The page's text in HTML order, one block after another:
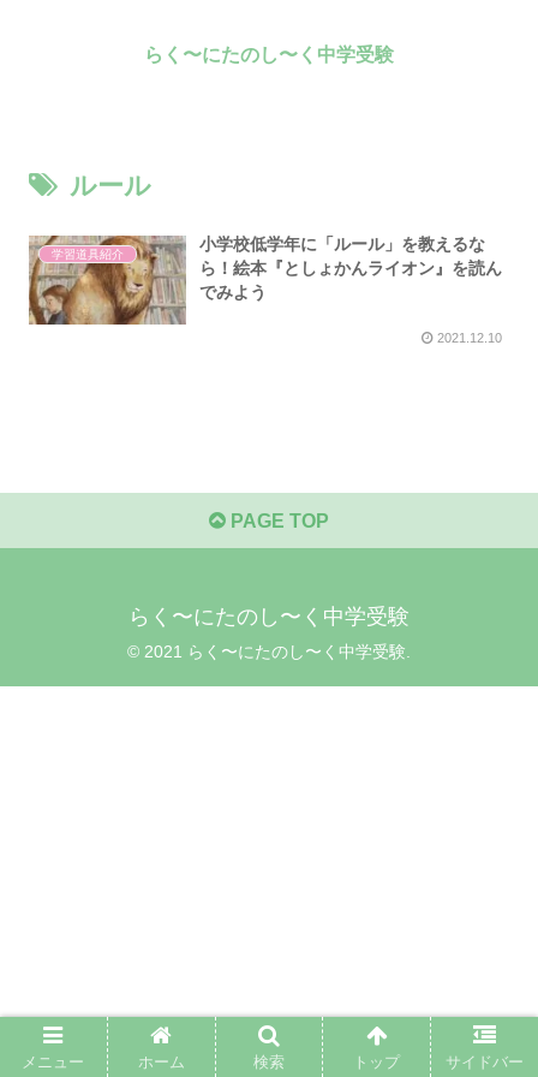
らく〜にたのし〜く中学受験
ルール
学習道具紹介
小学校低学年に「ルール」を教えるな
ら！絵本『としょかんライオン』を読ん
でみよう
2021.12.10
PAGE TOP
らく〜にたのし〜く中学受験
© 2021 らく〜にたのし〜く中学受験.
メニュー ホーム 検索 トップ サイドバー